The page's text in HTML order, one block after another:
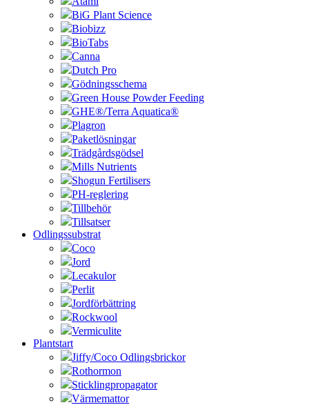
BiG Plant Science
Biobizz
BioTabs
Canna
Dutch Pro
Gödningsschema
Green House Powder Feeding
GHE®/Terra Aquatica®
Plagron
Paketlösningar
Trädgårdsgödsel
Mills Nutrients
Shogun Fertilisers
PH-reglering
Tillbehör
Tillsatser
Odlingssubstrat
Coco
Jord
Lecakulor
Perlit
Jordförbättring
Rockwool
Vermiculite
Plantstart
Jiffy/Coco Odlingsbrickor
Rothormon
Sticklingpropagator
Värmemattor